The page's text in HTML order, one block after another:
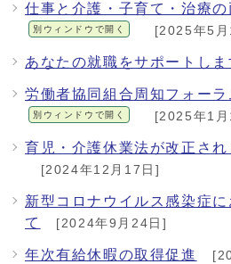
仕事と介護・子育て・治療の
別ウィンドウで開く [2025年5月
あなたの就職をサポートしま
労働者協同組合周知フォー
別ウィンドウで開く [2025年1月
育児・介護休業法が改正され
[2024年12月17日]
新型コロナウイルス感染症
て
[2024年9月24日]
年次有給休暇の取得促進